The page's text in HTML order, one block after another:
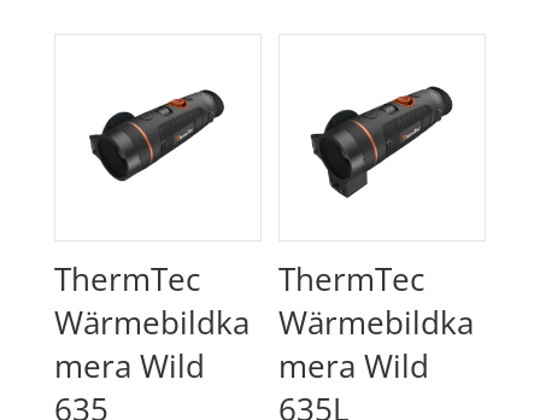
ThermTec
Wärmebildka
mera Wild
635
ThermTec
Wärmebildka
mera Wild
635L